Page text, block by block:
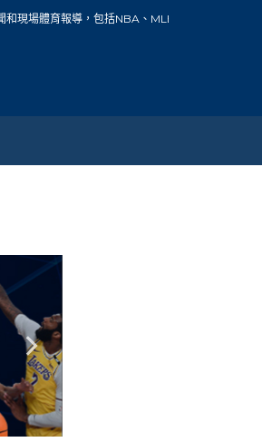
育報導，包括NBA、MLB、中華職棒、籃球、網